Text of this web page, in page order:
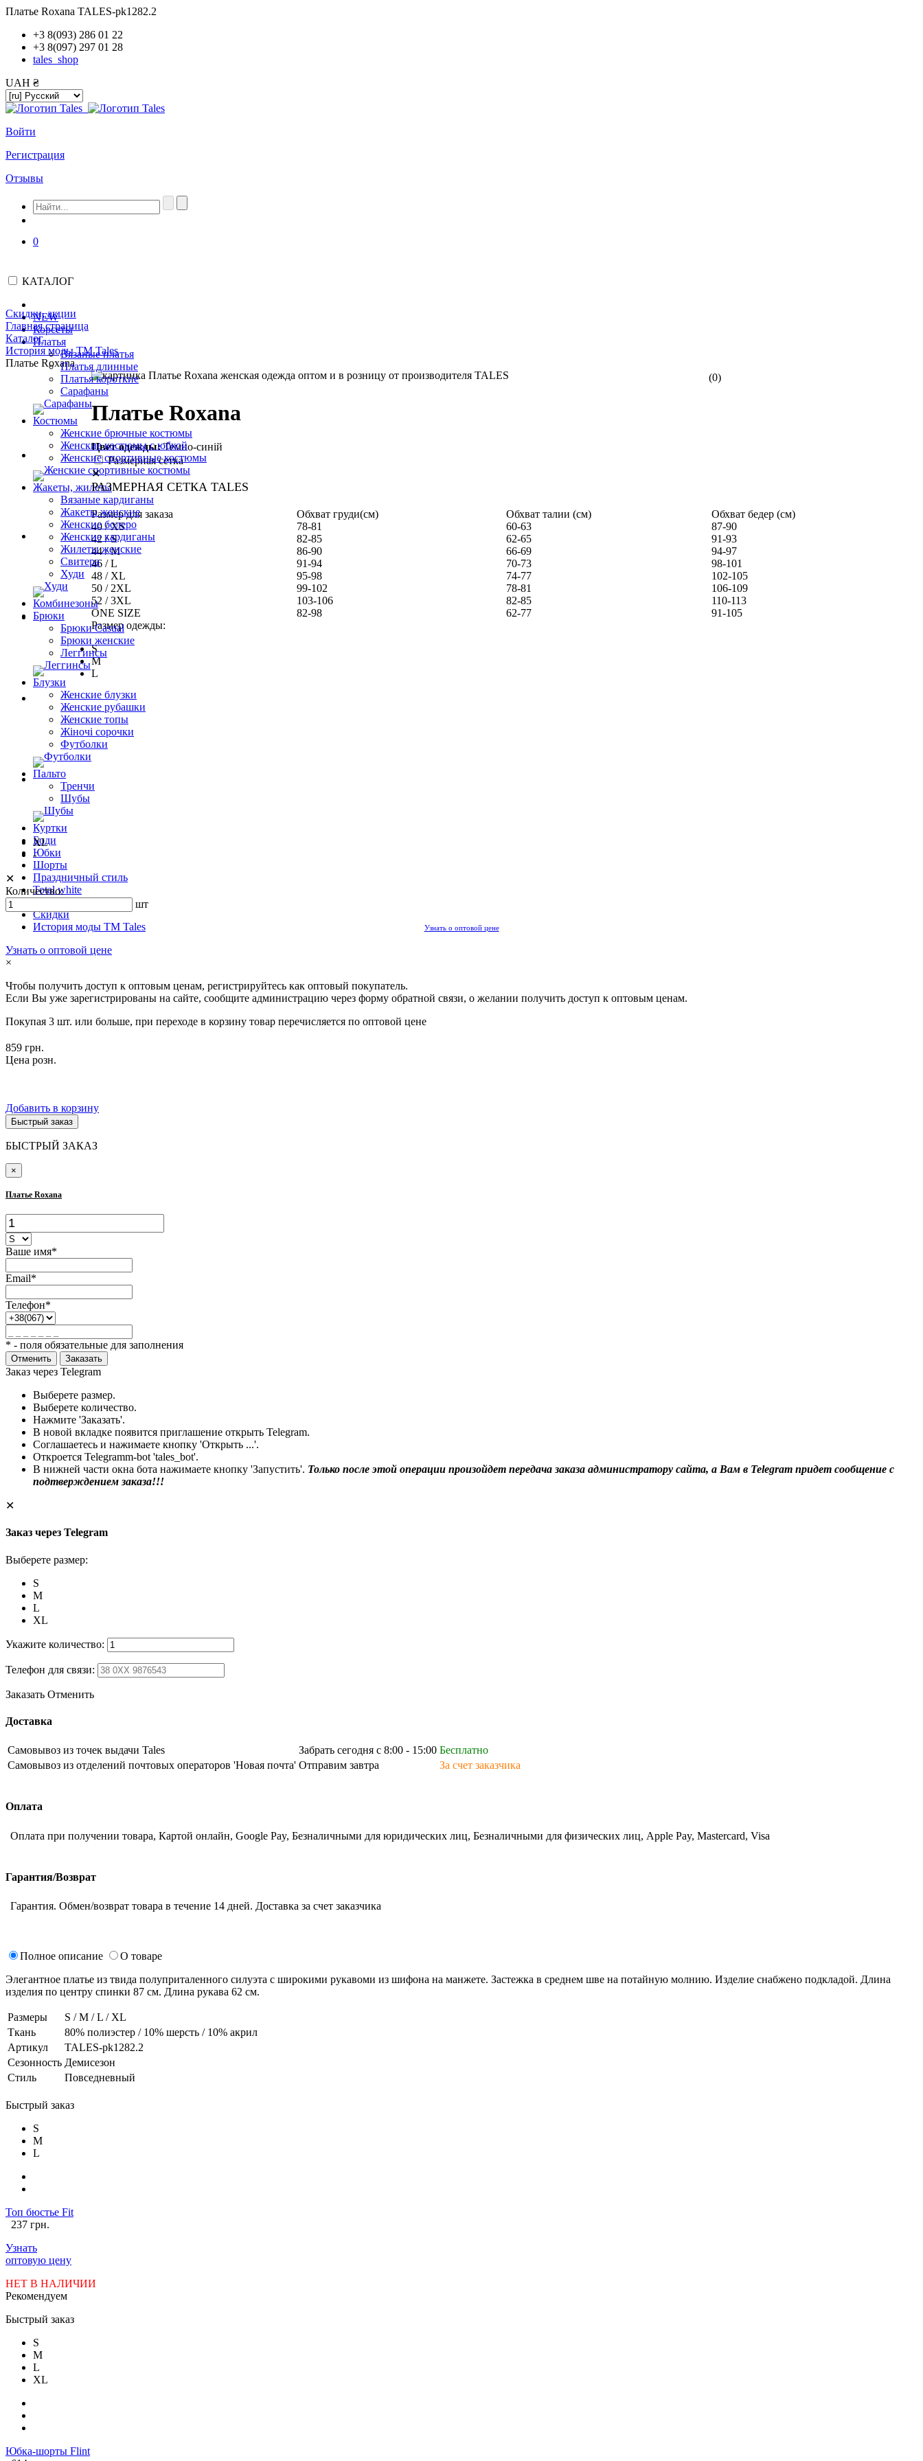
Платье Roxana TALES-pk1282.2
+3 8(093) 286 01 22
+3 8(097) 297 01 28
tales_shop
UAH ₴
Войти
Регистрация
Отзывы
0
КАТАЛОГ
NEW
Корсеты
Платья
Вязаные платья
Платья длинные
Платья короткие
Сарафаны
Костюмы
Женские брючные костюмы
Женские костюмы с юбкой
Женские спортивные костюмы
Жакеты, жилеты
Вязаные кардиганы
Жакеты женские
Женские болеро
Женские кардиганы
Жилеты женские
Свитера
Худи
Комбинезоны
Брюки
Брюки Casual
Брюки женские
Леггинсы
Блузки
Женские блузки
Женские рубашки
Женские топы
Жіночі сорочки
Футболки
Пальто
Тренчи
Шубы
Куртки
Боди
Юбки
Шорты
Праздничный стиль
Total white
ЗИМА 24
Скидки
История моды ТМ Tales
Скидки, акции
Главная страница
Каталог
История моды ТМ Tales
Платье Roxana
(0)
Платье Roxana
Цвет одежды:Темно-синій
Размерная сетка
✕
РАЗМЕРНАЯ СЕТКА TALES
Размер для заказа Обхват груди(см) Обхват талии (см)
Обхват бедер (см)
40 / XS
78-81 60-63
87-90
42 / S
82-85 62-65
91-93
44 / M
86-90 66-69
94-97
46 / L
91-94 70-73
98-101
48 / XL
95-98 74-77
102-105
50 / 2XL
99-102 78-81
106-109
52 / 3XL
103-106 82-85
110-113
ONE SIZE
82-98 62-77
91-105
Размер одежды:
S
M
L
XL
-
✕
Количество:
шт
Узнать о оптовой цене
Узнать о оптовой цене
×
Чтобы получить доступ к оптовым ценам, регистрируйтесь как оптовый покупатель.
Если Вы уже зарегистрированы на сайте, сообщите администрацию через форму обратной связи, о желании получить доступ к оптовым ценам.
Покупая 3 шт. или больше, при переходе в корзину товар перечисляется по оптовой цене
859 грн.
Цена розн.
Добавить в корзину
Быстрый заказ
БЫСТРЫЙ ЗАКАЗ
×
Платье Roxana
Ваше имя*
Email*
Телефон*
* - поля обязательные для заполнения
Отменить Заказать
Заказ через Telegram
Выберете размер.
Выберете количество.
Нажмите 'Заказать'.
В новой вкладке появится приглашение открыть Telegram.
Соглашаетесь и нажимаете кнопку 'Открыть ...'.
Откроется Telegramm-bot 'tales_bot'.
В нижней части окна бота нажимаете кнопку 'Запустить'. Только после этой операции произойдет передача заказа администратору сайта, а Вам в Telegram придет сообщение с
подтверждением заказа!!!
✕
Заказ через Telegram
Выберете размер:
S
M
L
XL
Укажите количество:
Телефон для связи:
Заказать Отменить
Доставка
Самовывоз из точек выдачи Tales Забрать сегодня с 8:00 - 15:00 Бесплатно
Самовывоз из отделений почтовых операторов 'Новая почта' Отправим завтра За счет заказчика
Оплата
Оплата при получении товара, Картой онлайн, Google Pay, Безналичными для юридических лиц, Безналичными для физических лиц, Apple Pay, Mastercard, Visa
Гарантия/Возврат
Гарантия. Обмен/возврат товара в течение 14 дней. Доставка за счет заказчика
Полное описание
О товаре
Элегантное платье из твида полуприталенного силуэта с широкими рукавоми из шифона на манжете. Застежка в среднем шве на потайную молнию. Изделие снабжено подкладой. Длина
изделия по центру спинки 87 см. Длина рукава 62 см.
Размеры
S / M / L / XL
Ткань
80% полиэстер / 10% шерсть / 10% акрил
Артикул
TALES-pk1282.2
Сезонность Демисезон
Стиль
Повседневный
Быстрый заказ
S
M
L
Топ бюстье Fit
237 грн.
Узнать
оптовую цену
НЕТ В НАЛИЧИИ
Рекомендуем
Быстрый заказ
S
M
L
XL
Юбка-шорты Flint